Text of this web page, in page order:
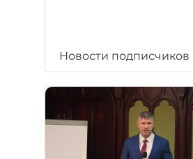
Новости подписчиков